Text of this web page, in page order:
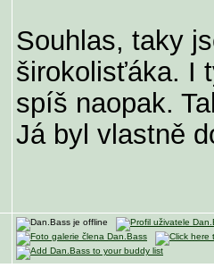
Souhlas, taky
širokolisťáka. I
spíš naopak.
Já byl vlastně